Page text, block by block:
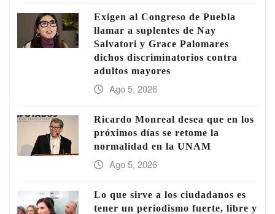
Exigen al Congreso de Puebla
llamar a suplentes de Nay
Salvatori y Grace Palomares
dichos discriminatorios contra
adultos mayores
Ago 5, 2026
Ricardo Monreal desea que en los
próximos días se retome la
normalidad en la UNAM
Ago 5, 2026
Lo que sirve a los ciudadanos es
tener un periodismo fuerte, libre y